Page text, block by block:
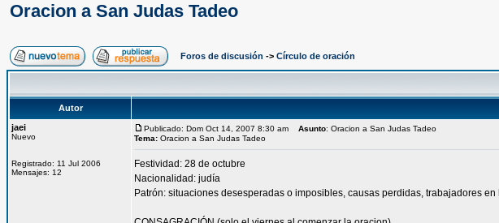
Oracion a San Judas Tadeo
Foros de discusión -> Círculo de oración
Autor
jaei
Nuevo
Registrado: 11 Jul 2006
Mensajes: 12
Publicado: Dom Oct 14, 2007 8:30 am Asunto: Oracion a San Judas Tadeo
Tema: Oracion a San Judas Tadeo
Festividad: 28 de octubre
Nacionalidad: judía
Patrón: situaciones desesperadas o imposibles, causas perdidas, trabajadores en